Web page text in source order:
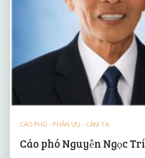
CÁO PHÓ - PHÂN ƯU - CẢM TẠ
Cáo phó Nguyễn Ngọc Trí